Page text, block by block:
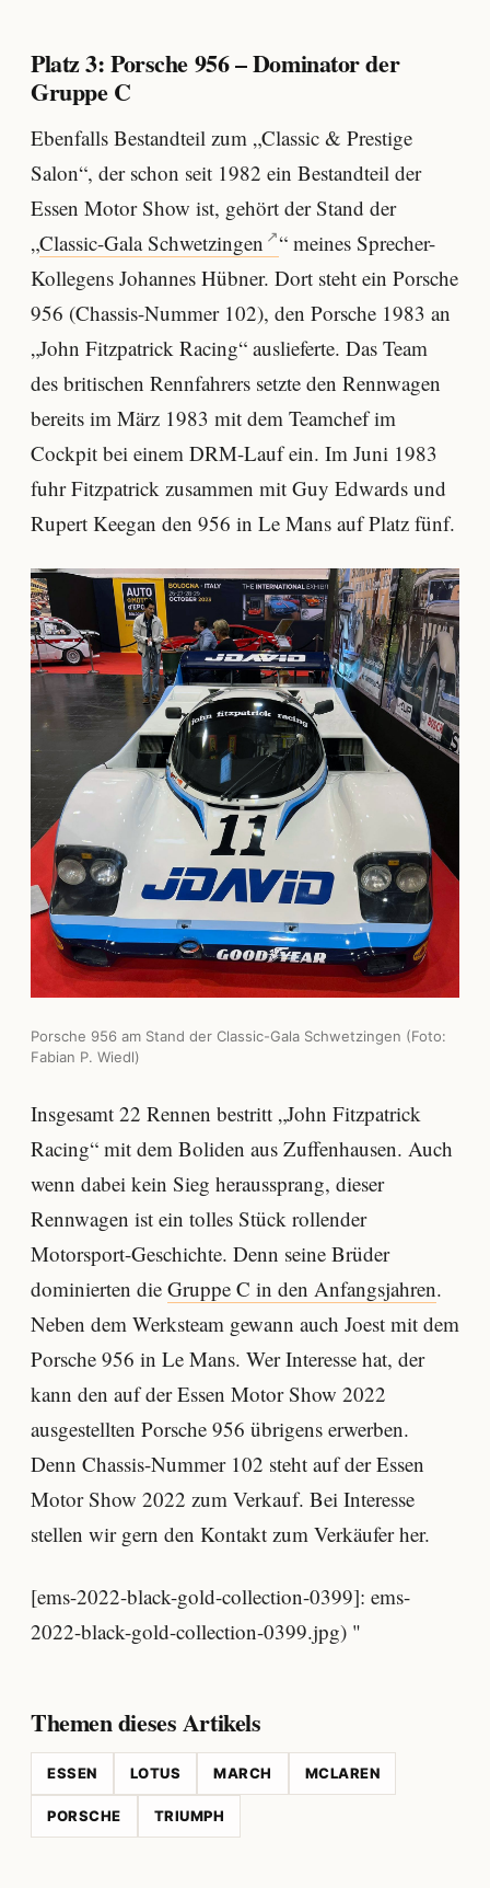
Platz 3: Porsche 956 – Dominator der
Gruppe C
Ebenfalls Bestandteil zum „Classic & Prestige
Salon“, der schon seit 1982 ein Bestandteil der
Essen Motor Show ist, gehört der Stand der
„Classic-Gala Schwetzingen
“ meines Sprecher-
Kollegens Johannes Hübner. Dort steht ein Porsche
956 (Chassis-Nummer 102), den Porsche 1983 an
„John Fitzpatrick Racing“ auslieferte. Das Team
des britischen Rennfahrers setzte den Rennwagen
bereits im März 1983 mit dem Teamchef im
Cockpit bei einem DRM-Lauf ein. Im Juni 1983
fuhr Fitzpatrick zusammen mit Guy Edwards und
Rupert Keegan den 956 in Le Mans auf Platz fünf.
Porsche 956 am Stand der Classic-Gala Schwetzingen (Foto:
Fabian P. Wiedl)
Insgesamt 22 Rennen bestritt „John Fitzpatrick
Racing“ mit dem Boliden aus Zuffenhausen. Auch
wenn dabei kein Sieg heraussprang, dieser
Rennwagen ist ein tolles Stück rollender
Motorsport-Geschichte. Denn seine Brüder
dominierten die Gruppe C in den Anfangsjahren.
Neben dem Werksteam gewann auch Joest mit dem
Porsche 956 in Le Mans. Wer Interesse hat, der
kann den auf der Essen Motor Show 2022
ausgestellten Porsche 956 übrigens erwerben.
Denn Chassis-Nummer 102 steht auf der Essen
Motor Show 2022 zum Verkauf. Bei Interesse
stellen wir gern den Kontakt zum Verkäufer her.
[ems-2022-black-gold-collection-0399]: ems-
2022-black-gold-collection-0399.jpg) "
Themen dieses Artikels
ESSEN LOTUS MARCH MCLAREN
PORSCHE TRIUMPH